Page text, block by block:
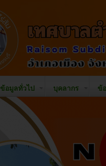
ข้อมูลทั่วไป บุคลากร ข้